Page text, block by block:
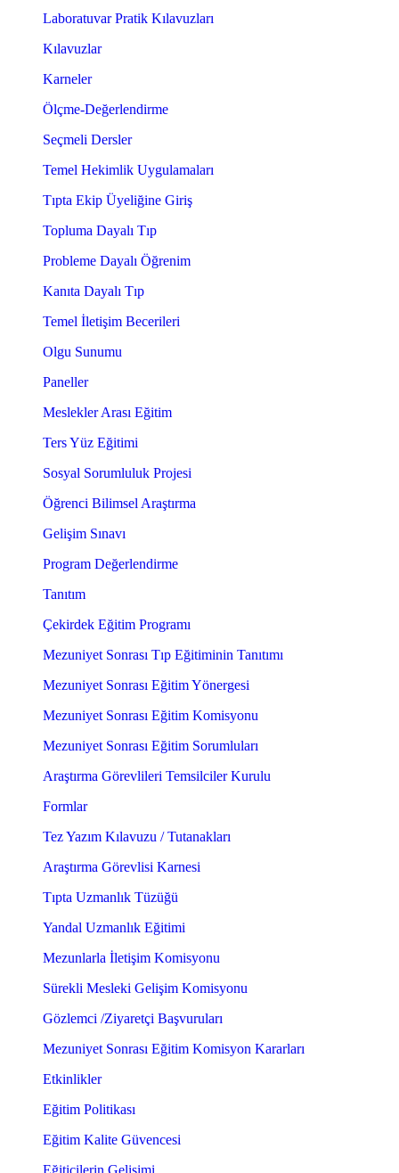
Laboratuvar Pratik Kılavuzları
Kılavuzlar
Karneler
Ölçme-Değerlendirme
Seçmeli Dersler
Temel Hekimlik Uygulamaları
Tıpta Ekip Üyeliğine Giriş
Topluma Dayalı Tıp
Probleme Dayalı Öğrenim
Kanıta Dayalı Tıp
Temel İletişim Becerileri
Olgu Sunumu
Paneller
Meslekler Arası Eğitim
Ters Yüz Eğitimi
Sosyal Sorumluluk Projesi
Öğrenci Bilimsel Araştırma
Gelişim Sınavı
Program Değerlendirme
Tanıtım
Çekirdek Eğitim Programı
Mezuniyet Sonrası Tıp Eğitiminin Tanıtımı
Mezuniyet Sonrası Eğitim Yönergesi
Mezuniyet Sonrası Eğitim Komisyonu
Mezuniyet Sonrası Eğitim Sorumluları
Araştırma Görevlileri Temsilciler Kurulu
Formlar
Tez Yazım Kılavuzu / Tutanakları
Araştırma Görevlisi Karnesi
Tıpta Uzmanlık Tüzüğü
Yandal Uzmanlık Eğitimi
Mezunlarla İletişim Komisyonu
Sürekli Mesleki Gelişim Komisyonu
Gözlemci /Ziyaretçi Başvuruları
Mezuniyet Sonrası Eğitim Komisyon Kararları
Etkinlikler
Eğitim Politikası
Eğitim Kalite Güvencesi